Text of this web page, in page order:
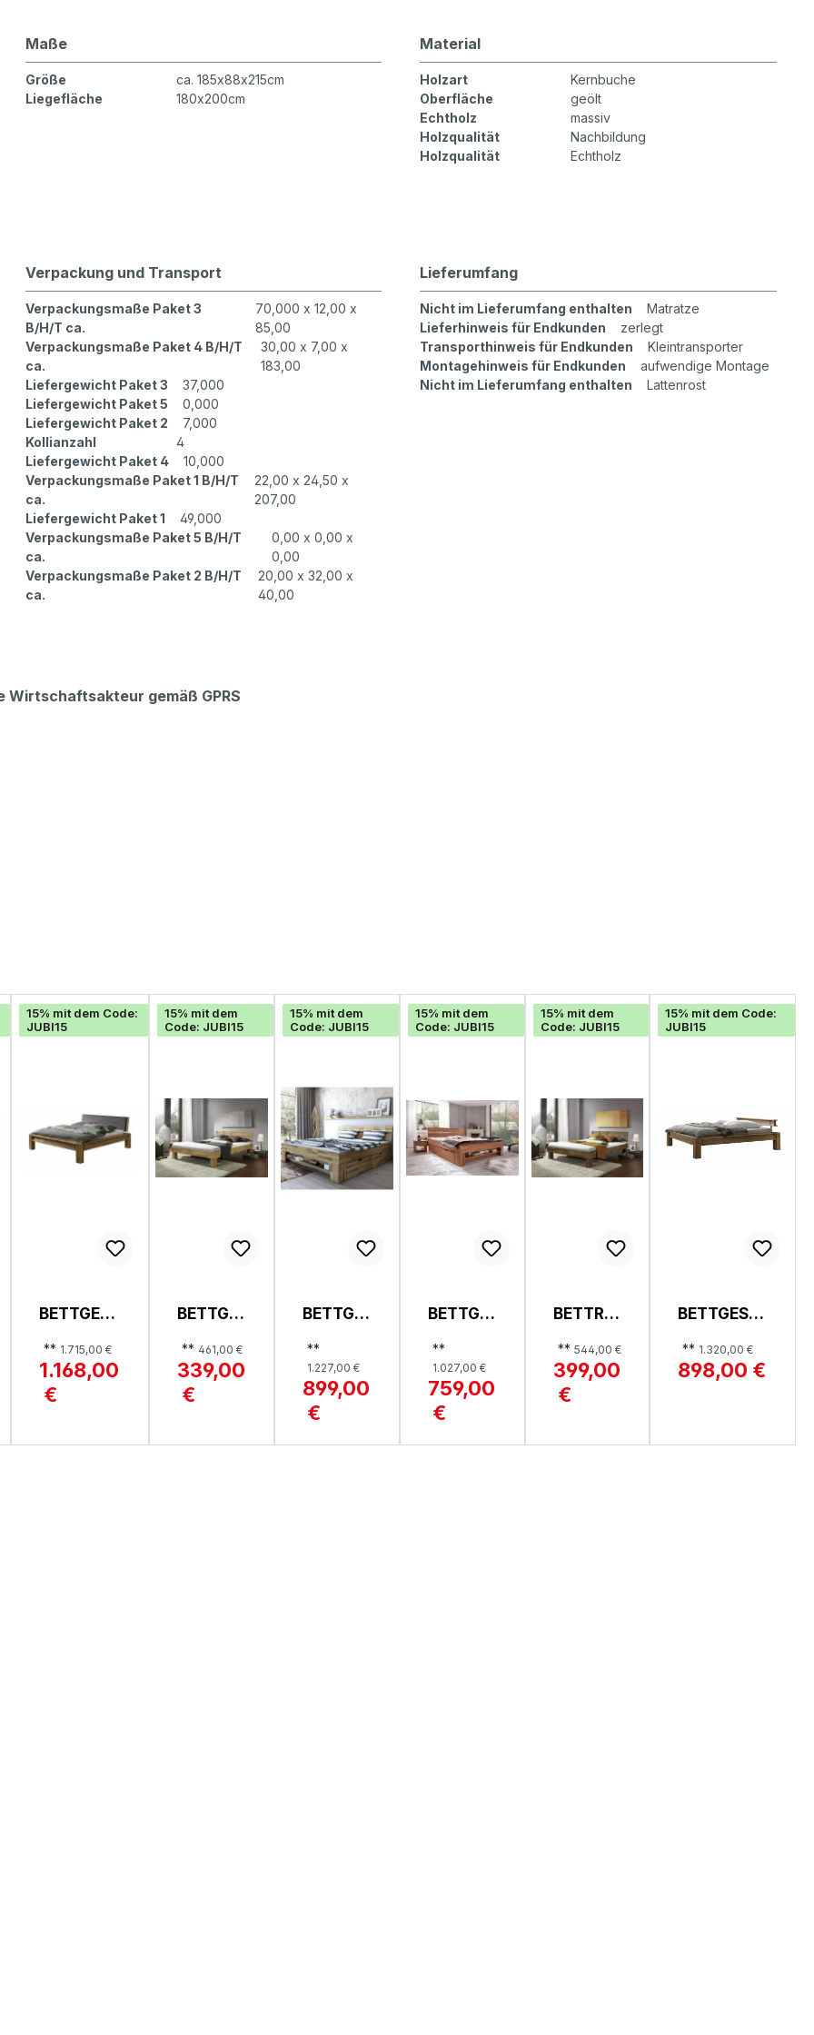
Maße
Größe
ca. 185x88x215cm
Liegefläche
180x200cm
Material
Holzart
Kernbuche
Oberfläche
geölt
Echtholz
massiv
Holzqualität
Nachbildung
Holzqualität
Echtholz
Verpackung und Transport
Verpackungsmaße Paket 3
B/H/T ca.
70,000 x 12,00 x
85,00
Verpackungsmaße Paket 4 B/H/T
ca.
30,00 x 7,00 x
183,00
Liefergewicht Paket 3
37,000
Liefergewicht Paket 5
0,000
Liefergewicht Paket 2
7,000
Kollianzahl
4
Liefergewicht Paket 4
10,000
Verpackungsmaße Paket 1 B/H/T
ca.
22,00 x 24,50 x
207,00
Liefergewicht Paket 1
49,000
Verpackungsmaße Paket 5 B/H/T
ca.
0,00 x 0,00 x
0,00
Verpackungsmaße Paket 2 B/H/T
ca.
20,00 x 32,00 x
40,00
Lieferumfang
Nicht im Lieferumfang enthalten
Matratze
Lieferhinweis für Endkunden
zerlegt
Transporthinweis für Endkunden
Kleintransporter
Montagehinweis für Endkunden
aufwendige Montage
Nicht im Lieferumfang enthalten
Lattenrost
gemäß GPRS
15% mit dem Code:
JUBI15
BETTGES
ANTONIO
** 1.715,00 €
1.168,00
€
15% mit dem
Code: JUBI15
BETTGE
JUDITH
** 461,00 €
339,00
€
15% mit dem
Code: JUBI15
BETTGE
SARAH
**
1.227,00 €
899,00
€
15% mit dem
Code: JUBI15
BETTGE
SOFIE
**
1.027,00 €
759,00
€
15% mit dem
Code: JUBI15
BETTRA
JENNY
** 544,00 €
399,00
€
15% mit dem Code:
JUBI15
BETTGEST
SEBASTIA
N
** 1.320,00 €
898,00 €